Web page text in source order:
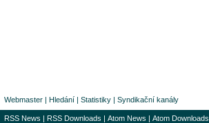
Webmaster | Hledání | Statistiky | Syndikační kanály
RSS News | RSS Downloads | Atom News | Atom Downloads